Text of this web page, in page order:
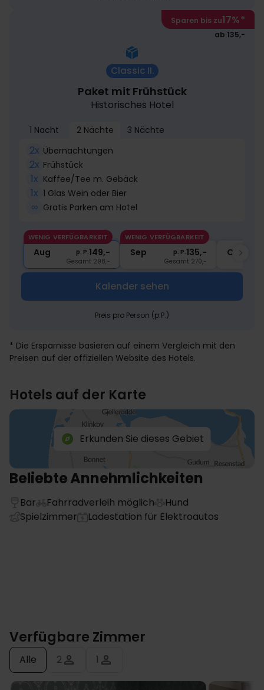
Sparen bis zu17%*
ab 135,-
Classic II.
Paket mit Frühstück
Historisches Hotel
1 Nacht 2 Nächte 3 Nächte
2x Übernachtungen
2x Frühstück
1x Kaffee/Tee m. Gebäck
1x 1 Glas Wein oder Bier
∞ Gratis Parken am Hotel
WENIG VERFÜGBARKEIT
Aug p. P.149,-
Gesamt 298,-
WENIG VERFÜGBARKEIT
Sep p. P.135,-
Gesamt 270,-
Okt
Kalender sehen
Preis pro Person (p.P.)
* Die Ersparnisse basieren auf einem Vergleich mit den
Preisen auf der offiziellen Website des Hotels.
Hotels auf der Karte
Erkunden Sie dieses Gebiet
Beliebte Annehmlichkeiten
Bar Fahrradverleih möglich
Hund
Spielzimmer
Ladestation für Elektroautos
Verfügbare Zimmer
Alle 2 1